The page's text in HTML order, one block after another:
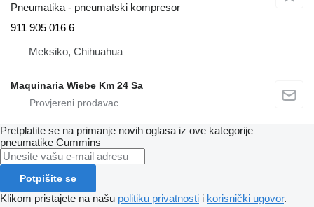
Pneumatika - pneumatski kompresor
911 905 016 6
Meksiko, Chihuahua
Maquinaria Wiebe Km 24 Sa
Pretplatite se na primanje novih oglasa iz ove kategorije
pneumatikе Cummins
Potpišite se
Klikom pristajete na našu politiku privatnosti i korisnički ugovor.